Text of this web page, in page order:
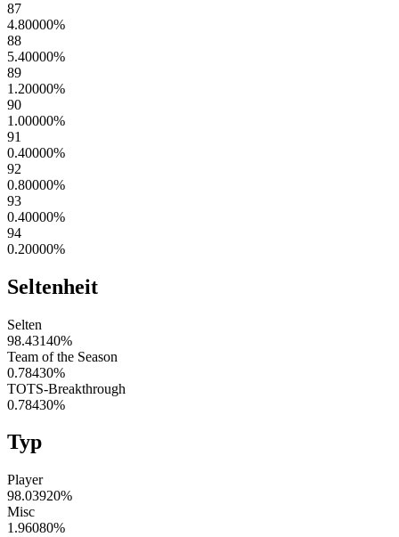
87
4.80000%
88
5.40000%
89
1.20000%
90
1.00000%
91
0.40000%
92
0.80000%
93
0.40000%
94
0.20000%
Seltenheit
Selten
98.43140%
Team of the Season
0.78430%
TOTS-Breakthrough
0.78430%
Typ
Player
98.03920%
Misc
1.96080%